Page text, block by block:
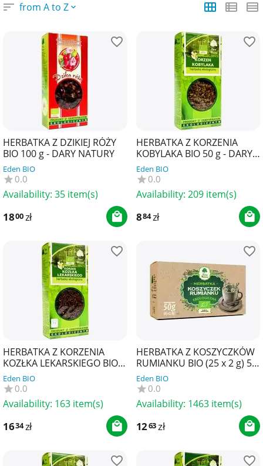
from A to Z
HERBATKA Z DZIKIEJ RÓŻY
BIO 100 g - DARY NATURY
Eden BIO
0.0
Availability: 35 item(s)
1800zł
HERBATKA Z KORZENIA
KOBYLAKA BIO 50 g - DARY
NATURY
Eden BIO
0.0
Availability: 209 item(s)
884zł
HERBATKA Z KORZENIA
KOZŁKA LEKARSKIEGO BIO
100 g - DARY NATURY
Eden BIO
0.0
Availability: 163 item(s)
1634zł
HERBATKA Z KOSZYCZKÓW
RUMIANKU BIO (25 x 2 g) 50
g - DARY NATURY
Eden BIO
0.0
Availability: 1463 item(s)
1263zł